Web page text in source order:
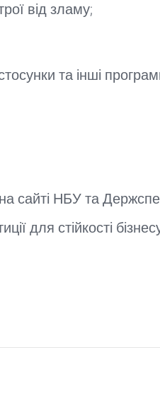
від зламу;
та інші
сайті НБУ та
для стійкості